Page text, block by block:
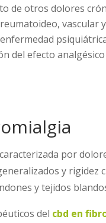
de otros dolores
vascular
del efecto
por
y rigidez
y tejidos
del cbd en